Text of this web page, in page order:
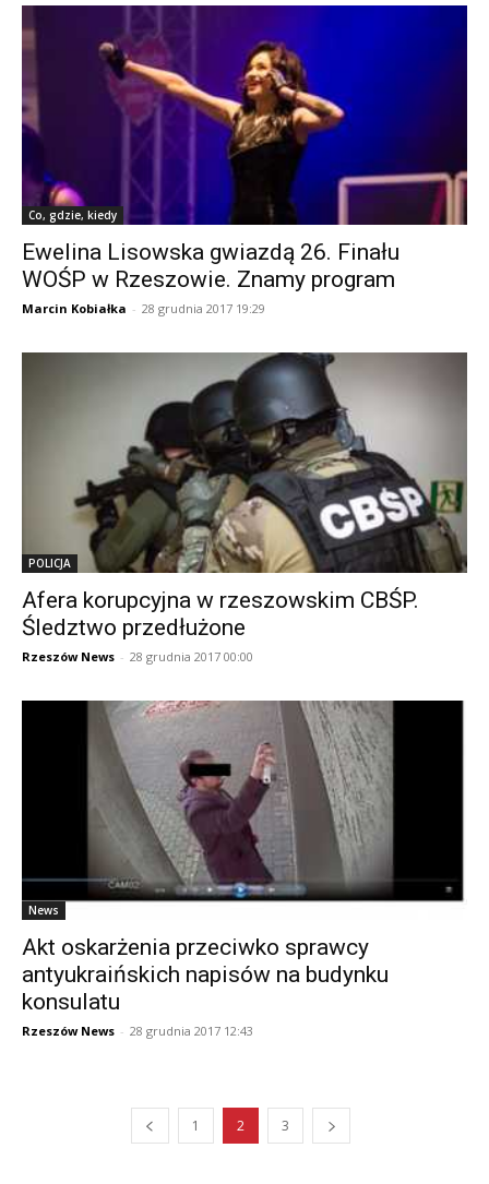
Co, gdzie, kiedy
Ewelina Lisowska gwiazdą 26. Finału
WOŚP w Rzeszowie. Znamy program
Marcin Kobiałka - 28 grudnia 2017 19:29
POLICJA
Afera korupcyjna w rzeszowskim CBŚP.
Śledztwo przedłużone
Rzeszów News - 28 grudnia 2017 00:00
News
Akt oskarżenia przeciwko sprawcy
antyukraińskich napisów na budynku
konsulatu
Rzeszów News - 28 grudnia 2017 12:43
1 2 3